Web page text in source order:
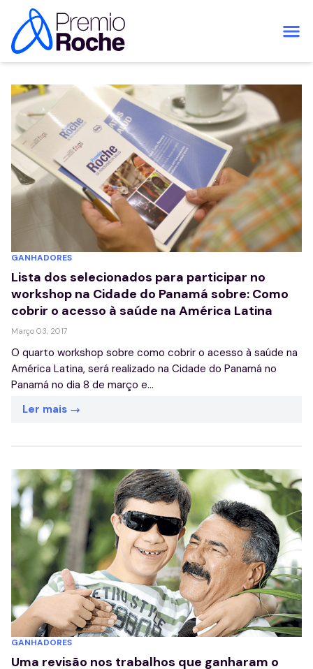
Pular para o conteúdo
GANHADORES
Lista dos selecionados para participar no
workshop na Cidade do Panamá sobre: Como
cobrir o acesso à saúde na América Latina
Março 03, 2017
O quarto workshop sobre como cobrir o acesso à saúde na
América Latina, será realizado na Cidade do Panamá no
Panamá no dia 8 de março e...
Ler mais
GANHADORES
Uma revisão nos trabalhos que ganharam o